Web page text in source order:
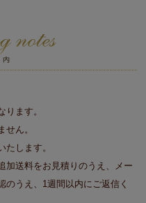
ます。
ん。
します。
送料をお見積りのうえ、メー
のうえ、1週間以内にご返信く